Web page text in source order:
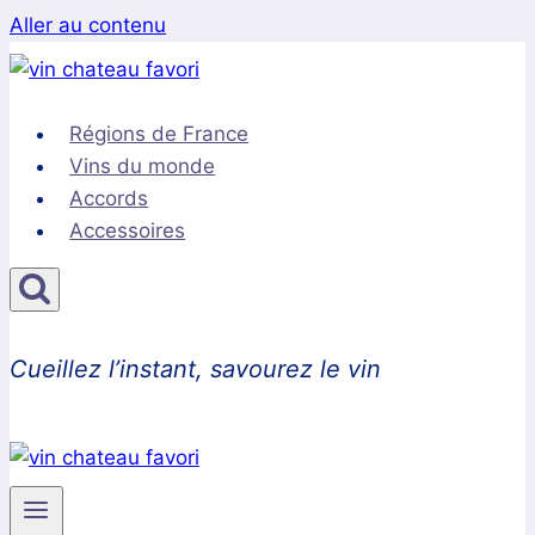
Aller au contenu
Régions de France
Vins du monde
Accords
Accessoires
Cueillez l’instant, savourez le vin